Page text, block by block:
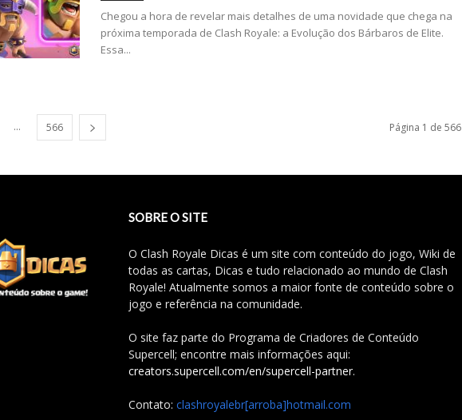
Chegou a hora de revelar mais detalhes de uma novidade que chega na
próxima temporada de Clash Royale: a Evolução dos Bárbaros de Elite.
Essa...
... 566 Página 1 de 566
SOBRE O SITE
O Clash Royale Dicas é um site com conteúdo do jogo, Wiki de
todas as cartas, Dicas e tudo relacionado ao mundo de Clash
Royale! Atualmente somos a maior fonte de conteúdo sobre o
jogo e referência na comunidade.
O site faz parte do Programa de Criadores de Conteúdo
Supercell; encontre mais informações aqui:
creators.supercell.com/en/supercell-partner.
Contato: clashroyalebr[arroba]hotmail.com